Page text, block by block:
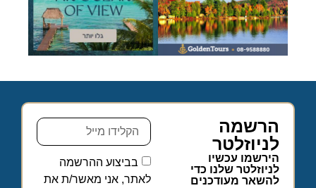
הרשמה
לניוזלטר
הירשמו עכשיו
לניוזלטר שלנו כדי
להשאר מעודכנים
בביצוע ההרשמה
לאתר, אני מאשר/ת את